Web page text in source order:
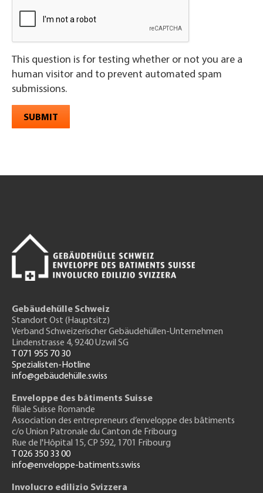
This question is for testing whether or not you are a
human visitor and to prevent automated spam
submissions.
SUBMIT
Gebäudehülle Schweiz
Standort Ost (Hauptsitz)
Verband Schweizerischer Gebäudehüllen-Unternehmen
Lindenstrasse 4, 9240 Uzwil SG
T 071 955 70 30
Spezialisten-Hotline
info@gebäudehülle.swiss
Enveloppe des bâtiments Suisse
filiale Suisse Romande
Association des entrepreneurs d’enveloppe des bâtiments
c/o Union Patronale du Canton de Fribourg
Rue de l'Hôpital 15, CP 592, 1701 Fribourg
T 026 350 33 00
info@enveloppe-batiments.swiss
Involucro edilizio Svizzera